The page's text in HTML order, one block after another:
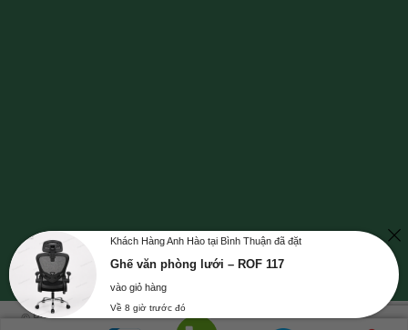
© Bản quyền thuộc về NỘI THẤT GREENFURNI | Mã số doanh nghiệp số
Khách Hàng Anh Hào tại Bình Thuận đã đặt
Ghế văn phòng lưới – ROF 117
vào giỏ hàng
Về 8 giờ trước đó